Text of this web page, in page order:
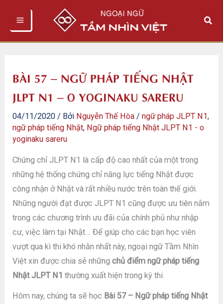
Tìm
BÀI 57 – NGỮ PHÁP TIẾNG NHẬT
JLPT N1 – O YOGINAKU SARERU
04/11/2020 / Bởi Nguyễn Thế Hòa /ngữ pháp JLPT N1,
ngữ pháp tiếng Nhật, Ngữ pháp tiếng Nhật JLPT N1 - o
yoginaku sareru
Chứng chỉ JLPT N1 là cấp độ cao nhất của một trong
những hệ thống chứng chỉ năng lực tiếng Nhật được
công nhận ở Nhật và rất nhiều nước trên toàn thế giới.
Những người đạt được JLPT N1 cũng được ưu tiên nằm
trong các chương trình ưu đãi của chính phủ như nhập
cư, việc làm tại Nhật… Để giúp cho các bạn học viên
vượt qua kì thi khó nhằn nhất này, ngoại ngữ Tầm Nhìn
Việt xin được chia sẻ nhữngchủ điểm ngữ pháp tiếng
Nhật JLPT N1 thường xuất hiện trong kỳ thi.
Hôm nay, chúng ta sẽ học Bài 57 – Ngữ pháp tiếng Nhật